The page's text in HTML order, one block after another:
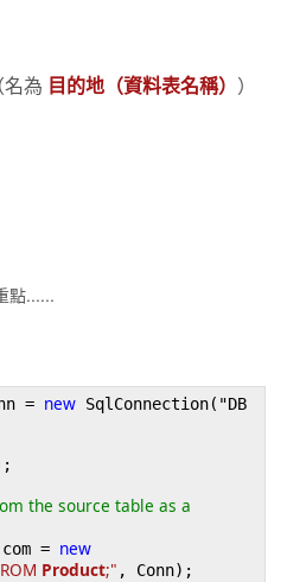
為 目的地（資料表名稱） ）
點......
= new SqlConnection("DB
the source table as a
com =
new
Product;" , Conn);